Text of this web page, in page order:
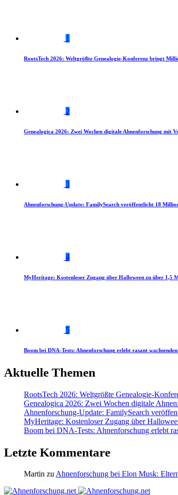
1
RootsTech 2026: Weltgrößte Genealogie-Konferenz bringt
2
Genealogica 2026: Zwei Wochen digitale Ahnenforschung mit
3
Ahnenforschung-Update: FamilySearch veröffentlicht 18
4
MyHeritage: Kostenloser Zugang über Halloween zu über 1,5
5
Boom bei DNA-Tests: Ahnenforschung erlebt rasant
Aktuelle Themen
RootsTech 2026: Weltgrößte Genealogie-
Genealogica 2026: Zwei Wochen digitale
Ahnenforschung-Update: FamilySearch
MyHeritage: Kostenloser Zugang über
Boom bei DNA-Tests: Ahnenforschung erlebt
Letzte Kommentare
Martin zu Ahnenforschung bei Elon Musk: